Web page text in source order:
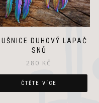
DUHOVÝ LAPAČ
SNŮ
280 KČ
ČTĚTE VÍCE